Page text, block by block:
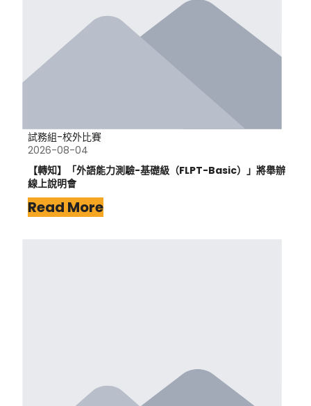
試務組-校外比賽
2026-08-04
【轉知】「外語能力測驗-基礎級（FLPT-Basic）」將舉辦
線上說明會
Read More